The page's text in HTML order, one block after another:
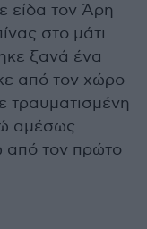
είδα τον Άρη
στο μάτι
ξανά ένα
από τον χώρο
τραυματισμένη
αμέσως
από τον πρώτο